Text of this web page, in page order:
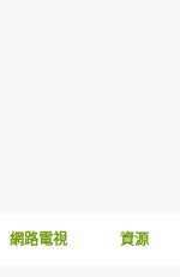
網路電視 資源